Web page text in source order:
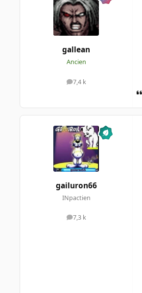
gallean
Ancien
7,4 k
messages
gailuron66
INpactien
7,3 k
messages